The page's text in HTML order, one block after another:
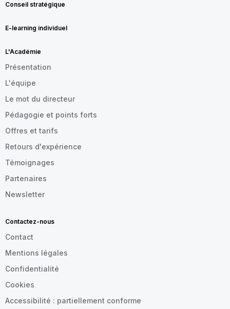
Conseil stratégique
E-learning individuel
L'Académie
Présentation
L'équipe
Le mot du directeur
Pédagogie et points forts
Offres et tarifs
Retours d'expérience
Témoignages
Partenaires
Newsletter
Contactez-nous
Contact
Mentions légales
Confidentialité
Cookies
Accessibilité : partiellement conforme